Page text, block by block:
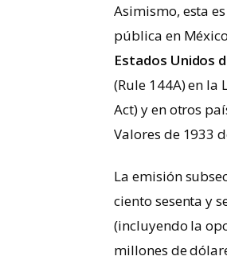
Asimismo, esta
pública en
Estados Unidos
(Rule 144A) en la
Act) y en otros
Valores de 1933
La emisión
ciento sesenta y
(incluyendo la
millones de